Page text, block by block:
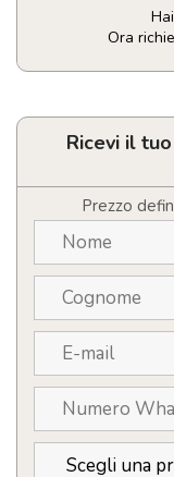
Ora
Beauty
con
elegante
quantità
Ricevi il
Prezzo